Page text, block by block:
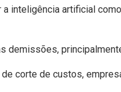
inteligência artificial
demissões,
corte de custos,